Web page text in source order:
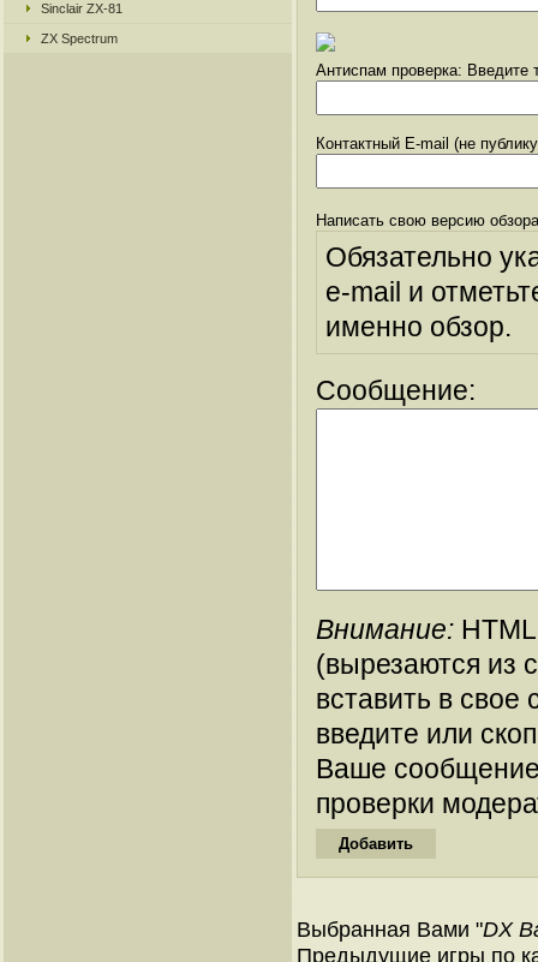
Sinclair ZX-81
ZX Spectrum
Антиспам проверка: Введите
Контактный E-mail (не
Написать свою версию
Обязательно
e-mail и
именно обзор.
Сообщение:
Внимание:
(вырезаются из
вставить в
введите или
Ваше
проверки
Выбранная Вами "DX
Предыдущие игры по